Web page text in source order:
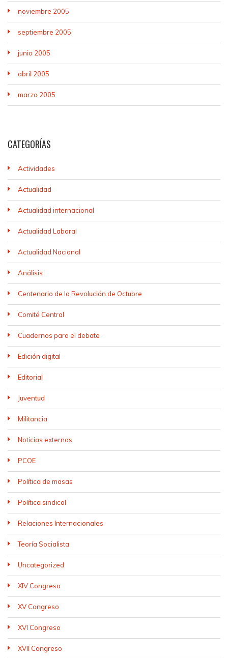
noviembre 2005
septiembre 2005
junio 2005
abril 2005
marzo 2005
CATEGORÍAS
Actividades
Actualidad
Actualidad internacional
Actualidad Laboral
Actualidad Nacional
Análisis
Centenario de la Revolución de Octubre
Comité Central
Cuadernos para el debate
Edición digital
Editorial
Juventud
Militancia
Noticias externas
PCOE
Política de masas
Política sindical
Relaciones Internacionales
Teoría Socialista
Uncategorized
XIV Congreso
XV Congreso
XVI Congreso
XVII Congreso